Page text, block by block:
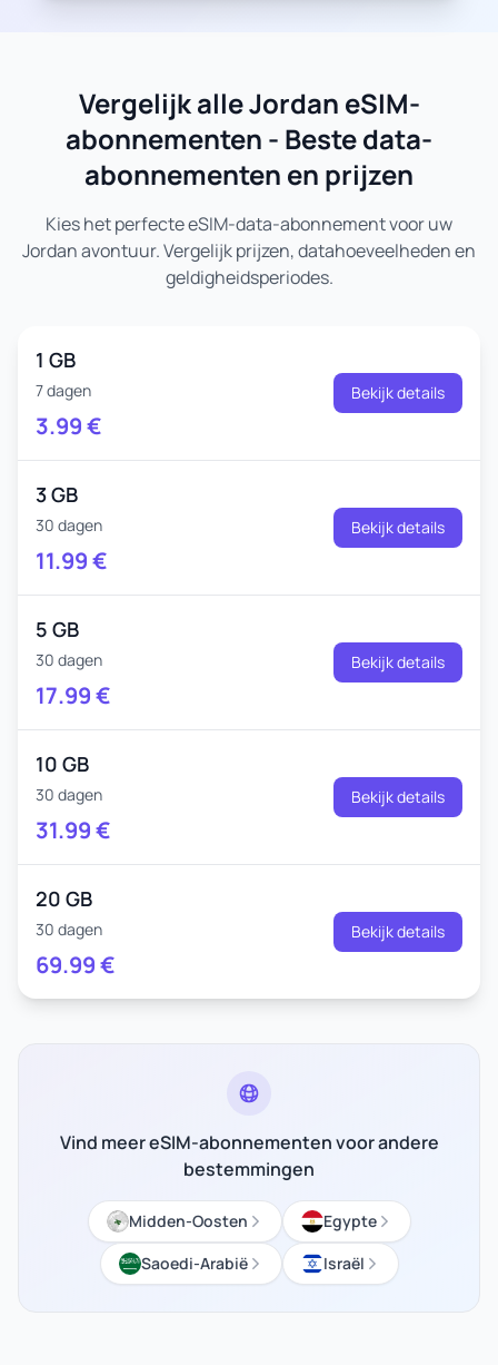
Vergelijk alle Jordan eSIM-
abonnementen - Beste data-
abonnementen en prijzen
Kies het perfecte eSIM-data-abonnement voor uw
Jordan avontuur. Vergelijk prijzen, datahoeveelheden en
geldigheidsperiodes.
1 GB
7 dagen
3.99€
Bekijk details
3 GB
30 dagen
11.99€
Bekijk details
5 GB
30 dagen
17.99€
Bekijk details
10 GB
30 dagen
31.99€
Bekijk details
20 GB
30 dagen
69.99€
Bekijk details
Vind meer eSIM-abonnementen voor andere
bestemmingen
Midden-Oosten
Egypte
Saoedi-Arabië
Israël